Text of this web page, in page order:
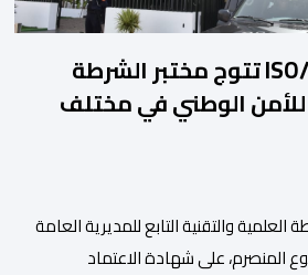
شهادة ISO/IEC 17025 تتوج مختبر الشرطة
للأمن الوطني في مختلف
والتقنية التابع للمديرية العامة
المنصرم، على شهادة الاعتماد